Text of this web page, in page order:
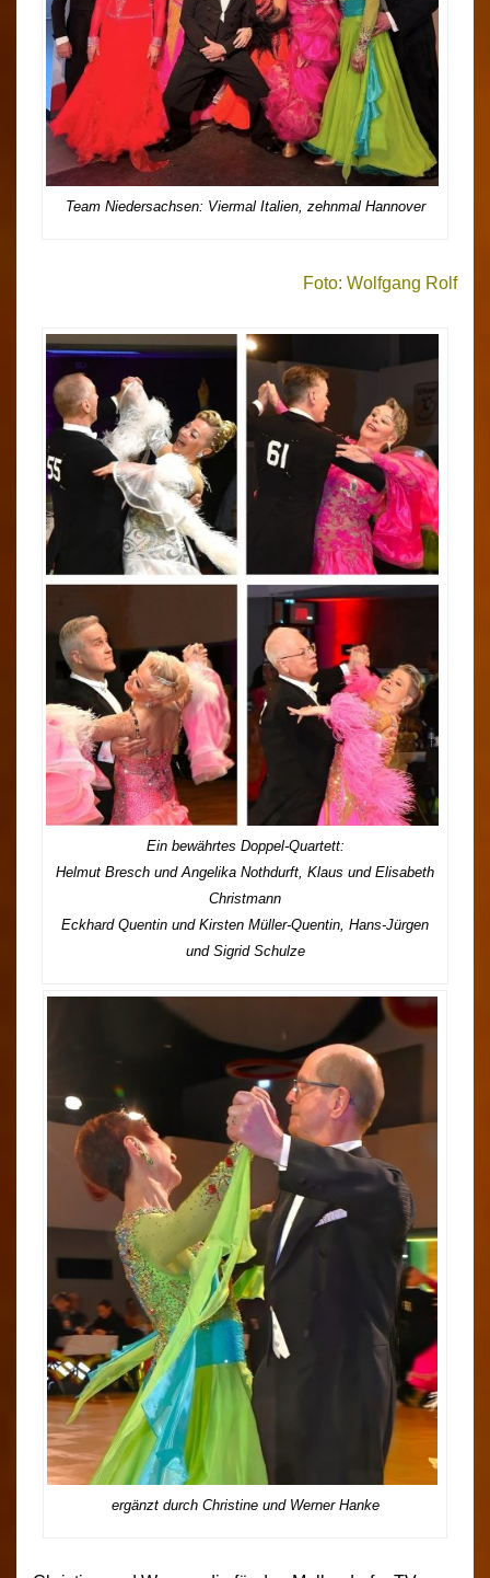
Team Niedersachsen: Viermal Italien, zehnmal Hannover
Foto: Wolfgang Rolf
Ein bewährtes Doppel-Quartett:
Helmut Bresch und Angelika Nothdurft, Klaus und Elisabeth
Christmann
Eckhard Quentin und Kirsten Müller-Quentin, Hans-Jürgen
und Sigrid Schulze
ergänzt durch Christine und Werner Hanke